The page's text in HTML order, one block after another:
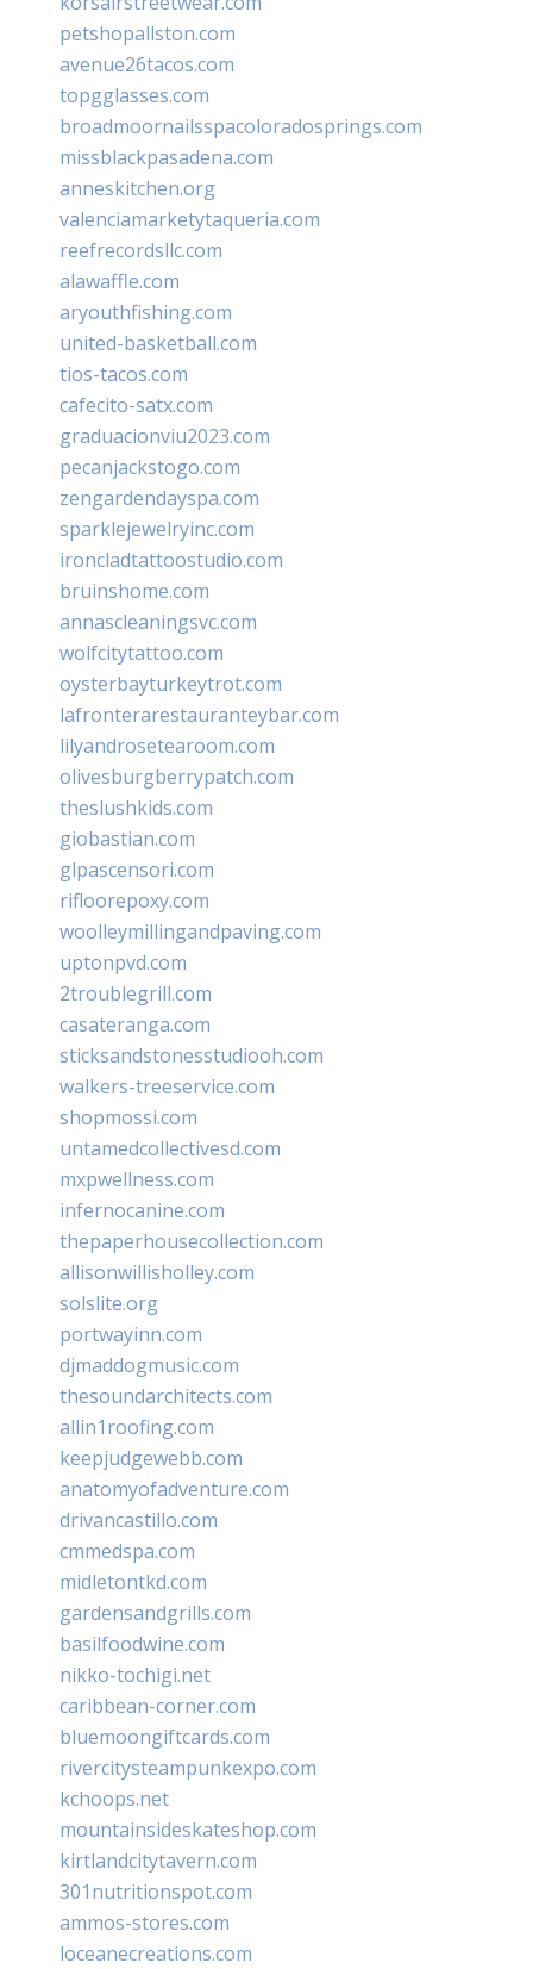
petshopallston.com
avenue26tacos.com
topgglasses.com
broadmoornailsspacoloradosprings.com
missblackpasadena.com
anneskitchen.org
valenciamarketytaqueria.com
reefrecordsllc.com
alawaffle.com
aryouthfishing.com
united-basketball.com
tios-tacos.com
cafecito-satx.com
graduacionviu2023.com
pecanjackstogo.com
zengardendayspa.com
sparklejewelryinc.com
ironcladtattoostudio.com
bruinshome.com
annascleaningsvc.com
wolfcitytattoo.com
oysterbayturkeytrot.com
lafronterarestauranteybar.com
lilyandrosetearoom.com
olivesburgberrypatch.com
theslushkids.com
giobastian.com
glpascensori.com
rifloorepoxy.com
woolleymillingandpaving.com
uptonpvd.com
2troublegrill.com
casateranga.com
sticksandstonesstudiooh.com
walkers-treeservice.com
shopmossi.com
untamedcollectivesd.com
mxpwellness.com
infernocanine.com
thepaperhousecollection.com
allisonwillisholley.com
solslite.org
portwayinn.com
djmaddogmusic.com
thesoundarchitects.com
allin1roofing.com
keepjudgewebb.com
anatomyofadventure.com
drivancastillo.com
cmmedspa.com
midletontkd.com
gardensandgrills.com
basilfoodwine.com
nikko-tochigi.net
caribbean-corner.com
bluemoongiftcards.com
rivercitysteampunkexpo.com
kchoops.net
mountainsideskateshop.com
kirtlandcitytavern.com
301nutritionspot.com
ammos-stores.com
loceanecreations.com